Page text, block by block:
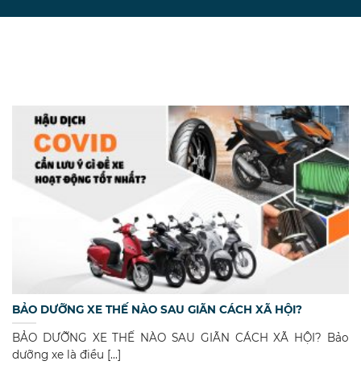
BẢO DƯỠNG XE THẾ NÀO SAU GIÃN CÁCH XÃ HỘI?
BẢO DƯỠNG XE THẾ NÀO SAU GIÃN CÁCH XÃ HỘI? Bảo
dưỡng xe là điều [...]